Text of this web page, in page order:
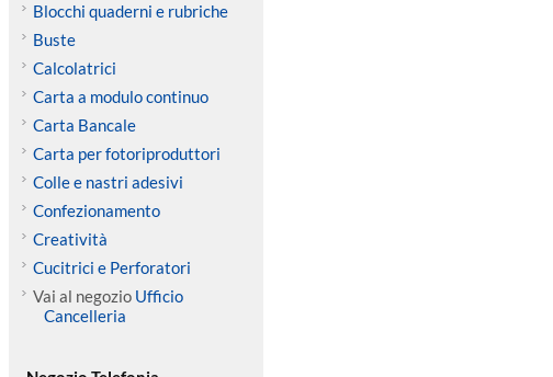
Blocchi quaderni e rubriche
Buste
Calcolatrici
Carta a modulo continuo
Carta Bancale
Carta per fotoriproduttori
Colle e nastri adesivi
Confezionamento
Creatività
Cucitrici e Perforatori
Vai al negozio Ufficio
Cancelleria